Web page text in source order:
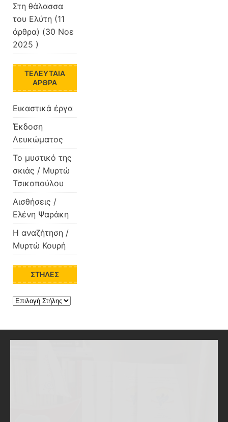
Στη θάλασσα
του Ελύτη (11
άρθρα) (30 Νοε
2025 )
ΤΕΛΕΥΤΑΊΑ
ΆΡΘΡΑ
Εικαστικά έργα
Έκδοση
Λευκώματος
Το μυστικό της
σκιάς / Μυρτώ
Τσικοπούλου
Αισθήσεις /
Ελένη Ψαράκη
Η αναζήτηση /
Μυρτώ Κουρή
ΣΤΉΛΕΣ